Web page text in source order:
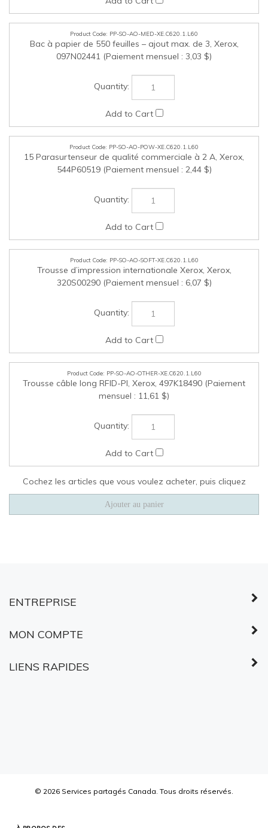
Bac à papier de 550 feuilles – ajout max. de 3, Xerox,
097N02441 (Paiement mensuel : 3,03 $)
PP-SO-AO-POW-XE.C620.1.L60
15 Parasurtenseur de qualité commerciale à 2 A, Xerox,
PP-SO-AO-SOFT-XE.C620.1.L60
Trousse d’impression internationale Xerox, Xerox,
320S00290 (Paiement mensuel : 6,07 $)
PP-SO-AO-OTHER-XE.C620.1.L60
Trousse câble long RFID-PI, Xerox, 497K18490 (Paiement
mensuel : 11,61 $)
Cochez les articles que vous voulez acheter, puis cliquez
LIENS RAPIDES